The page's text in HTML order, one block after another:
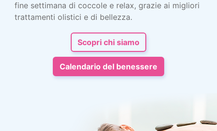
fine settimana di coccole e relax, grazie ai migliori
trattamenti olistici e di bellezza.
Scopri chi siamo
Calendario del benessere